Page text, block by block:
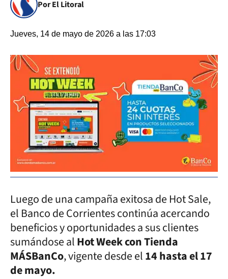
Por El Litoral
Jueves, 14 de mayo de 2026 a las 17:03
Luego de una campaña exitosa de Hot Sale,
el Banco de Corrientes continúa acercando
beneficios y oportunidades a sus clientes
sumándose alHot Week con Tienda
MÁSBanCo, vigente desde el14 hasta el 17
de mayo.